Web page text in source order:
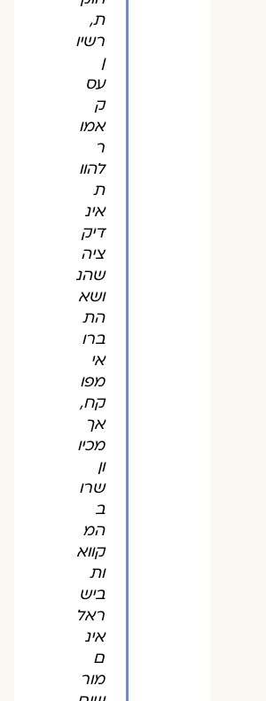
ת,
רשיו
עס
ק
אמו
ר
להוו
ת
אינ
דיק
ציה
שהנ
ושא
הת
ברו
אי
מפו
קח,
אך
מכיו
ון
שרו
ב
המ
קווא
ות
ביש
ראל
אינ
ם
מור